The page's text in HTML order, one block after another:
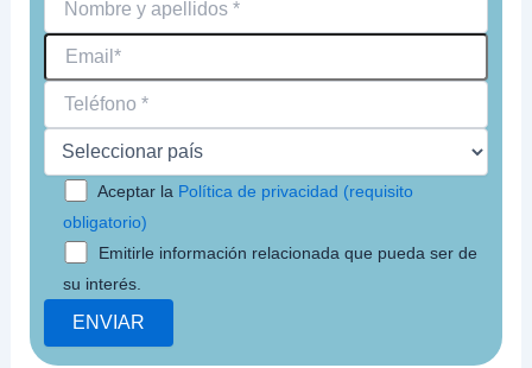
Aceptar la Política de privacidad (requisito
obligatorio)
Emitirle información relacionada que pueda ser de
su interés.